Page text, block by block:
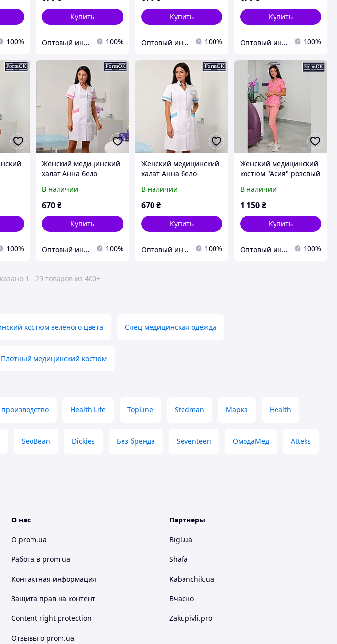
100%
Купить
Оптовый интернет-магазин производителей одежды "Butikok" 100%
Купить
Оптовый интернет-магазин производителей одежды "Butikok" 100%
Купить
Оптовый интернет-магазин производителей одежды "Butikok" 100%
100%
Женский медицинский
халат Анна бело-
В наличии
670₴
Купить
Оптовый интернет-магазин производителей одежды "Butikok" 100%
Женский медицинский
халат Анна бело-
В наличии
670 ₴
Купить
Оптовый интернет-магазин производителей одежды "Butikok" 100%
Женский медицинский
костюм "Асия" розовый
В наличии
1 150₴
Купить
Оптовый интернет-магазин производителей одежды "Butikok" 100%
1 - 29 товаров из 400+
костюм зеленого цвета Спец медицинская одежда
медицинский костюм
Health Life TopLine Stedman Марка Health
SeoBean Dickies Без бренда Seventeen ОмодаМед Atteks
О нас
О prom.ua
Работа в prom.ua
Контактная информация
Защита прав на контент
Content right protection
Отзывы о prom.ua
Партнеры
Bigl.ua
Shafa
Kabanchik.ua
Вчасно
Zakupivli.pro